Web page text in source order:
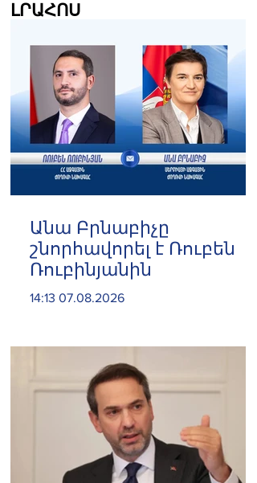
ԼՐԱՀՈՍ
Անա Բրնաբիչը
շնորհավորել է Ռուբեն
Ռուբինյանին
14:13 07.08.2026